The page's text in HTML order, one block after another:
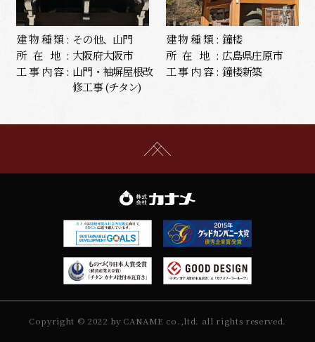
建物種類: その他、山門
所在地: 大阪府大阪市
工事内容: 山門・袖塀屋根改
修工事 (チタン)
建物種類: 鐘楼
所在地: 広島県庄原市
工事内容: 鐘楼新築
Copyright © 2022 by CANAME co.,ltd. all rights reserved.